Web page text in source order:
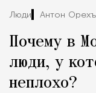
Люди Антон Орехъ
Почему в
люди, у
неплохо?